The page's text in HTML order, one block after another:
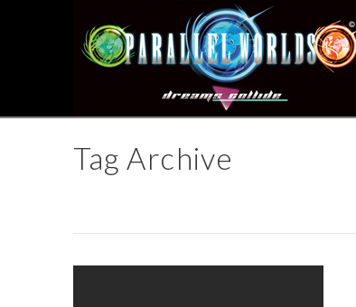
Tag Archive